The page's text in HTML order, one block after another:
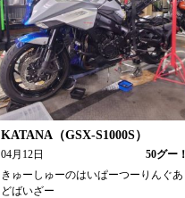
KATANA（GSX-S1000S）
04月12日 50グー！
きゅーしゅーのはいぱーつーりんぐあ
どばいざー